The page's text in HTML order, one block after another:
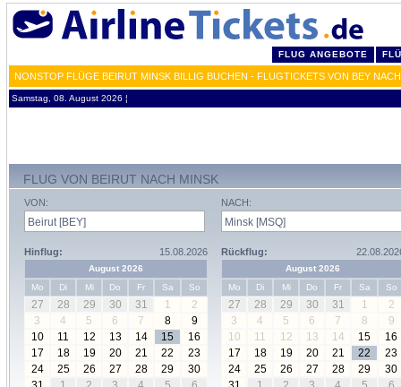
FLUG ANGEBOTE
NONSTOP FLÜGE BEIRUT MINSK BILLIG BUCHEN - FLUGTICKETS VON BEY
Samstag, 08. August 2026 ¦
FLUG VON BEIRUT NACH MINSK
VON:
Hinflug: 15.08.2026
August 2026
Mo
Di Mi Do Fr Sa So
27 28 29 30 31 1
2
3
4 5 6 7 8
9
10
11 12 13 14 15
16
17
18 19 20 21 22
23
24
25 26 27 28 29
30
NACH:
Rückflug:
August 2026
Mo
Di Mi Do Fr Sa So
27 28 29 30 31 1
2
3
4 5 6 7 8
9
10
11 12 13 14 15
16
17
18 19 20 21 22
23
24
25 26 27 28 29
30